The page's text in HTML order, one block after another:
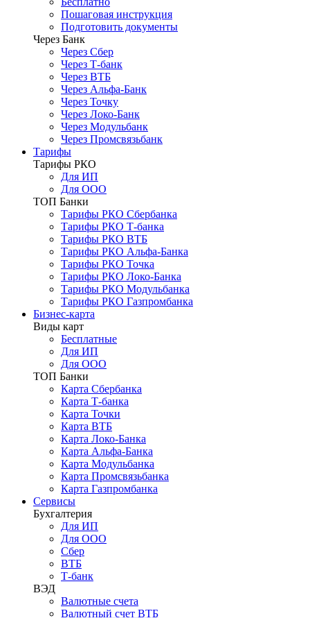
Пошаговая инструкция
Подготовить документы
Через Банк
Через Сбер
Через Т-банк
Через ВТБ
Через Альфа-Банк
Через Точку
Через Локо-Банк
Через Модульбанк
Через Промсвязьбанк
Тарифы
Тарифы РКО
Для ИП
Для ООО
ТОП Банки
Тарифы РКО Сбербанка
Тарифы РКО Т-банка
Тарифы РКО ВТБ
Тарифы РКО Альфа-Банка
Тарифы РКО Точка
Тарифы РКО Локо-Банка
Тарифы РКО Модульбанка
Тарифы РКО Газпромбанка
Бизнес-карта
Виды карт
Бесплатные
Для ИП
Для ООО
ТОП Банки
Карта Сбербанка
Карта Т-банка
Карта Точки
Карта ВТБ
Карта Локо-Банка
Карта Альфа-Банка
Карта Модульбанка
Карта Промсвязьбанка
Карта Газпромбанка
Сервисы
Бухгалтерия
Для ИП
Для ООО
Сбер
ВТБ
Т-банк
ВЭД
Валютные счета
Валютный счет ВТБ